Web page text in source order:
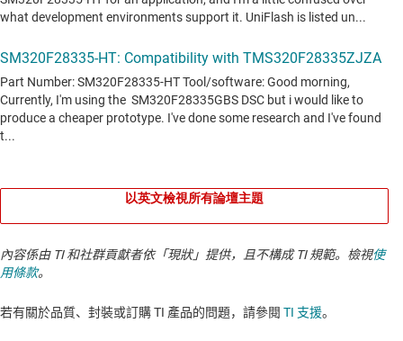
以英文檢視所有論壇主題
內容係由 TI 和社群貢獻者依「現狀」提供，且不構成 TI 規範。檢視使
用條款。
若有關於品質、封裝或訂購 TI 產品的問題，請參閱 TI 支援。​​​​​​​​​​​​​​